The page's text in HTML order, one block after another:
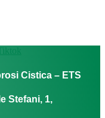
Tiktok
Cistica – ETS
Stefani, 1,